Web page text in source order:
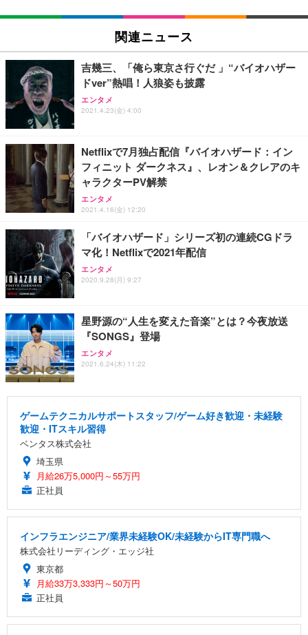
関連ニュース
吉幾三、「俺ら東京さ⾏ぐだ 」“バイオハザー
ドver”熱唱！人狼姿も披露
エンタメ
2021.4.23(金) 4:00
Netflixで7月独占配信『バイオハザード：イン
フィニット ダークネス』、レオン＆クレアのキ
ャラクターPV解禁
エンタメ
2021.4.16(金) 12:20
「バイオハザード」シリーズ初の連続CGドラ
マ化！Netflixで2021年配信
エンタメ
2020.9.28(月) 9:27
星野源の“人生を変えた音楽”とは？今夜放送
『SONGS』登場
エンタメ
2021.6.24(木) 11:22
ゲームテクニカルサポートスタッフ/ゲーム好き歓迎・未経験
歓迎・ITスキル習得
ベンタス株式会社
埼玉県
月給26万5,000円～55万円
正社員
インフラエンジニア/業界未経験OK/未経験からIT専門職へ
株式会社リーディング・エッジ社
東京都
月給33万3,333円～50万円
正社員